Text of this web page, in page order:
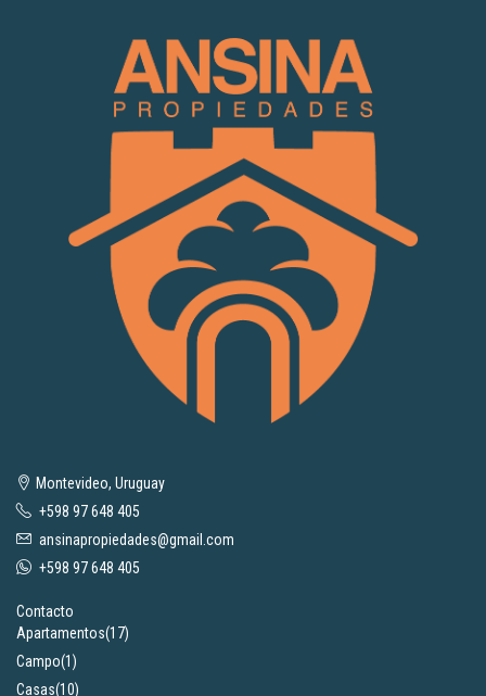
Montevideo, Uruguay
+598 97 648 405
ansinapropiedades@gmail.com
+598 97 648 405
Contacto
Apartamentos(17)
Campo(1)
Casas(10)